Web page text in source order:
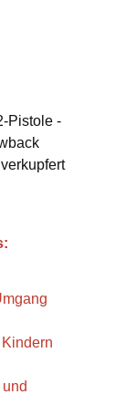
Pistole -